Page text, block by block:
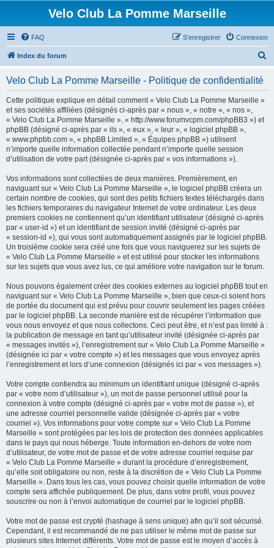
Velo Club La Pomme Marseille
FAQ Connexion
S’enregistrer
Index du forum
Velo Club La Pomme Marseille - Politique de confidentialité
Cette politique explique en détail comment « Velo Club La Pomme Marseille »
et ses sociétés affiliées (désignés ci-après par « nous », « notre », « nos »,
« Velo Club La Pomme Marseille », « http://www.forumvcpm.com/phpBB3 ») et
phpBB (désigné ci-après par « ils », « eux », « leur », « logiciel phpBB »,
« www.phpbb.com », « phpBB Limited », « Équipes phpBB ») utilisent
n’importe quelle information collectée pendant n’importe quelle session
d’utilisation de votre part (désignée ci-après par « vos informations »).
Vos informations sont collectées de deux manières. Premièrement, en
naviguant sur « Velo Club La Pomme Marseille », le logiciel phpBB créera un
certain nombre de cookies, qui sont des petits fichiers textes téléchargés dans
les fichiers temporaires du navigateur Internet de votre ordinateur. Les deux
premiers cookies ne contiennent qu’un identifiant utilisateur (désigné ci-après
par « user-id ») et un identifiant de session invité (désigné ci-après par
« session-id »), qui vous sont automatiquement assignés par le logiciel phpBB.
Un troisième cookie sera créé une fois que vous naviguerez sur les sujets de
« Velo Club La Pomme Marseille » et est utilisé pour stocker les informations
sur les sujets que vous avez lus, ce qui améliore votre navigation sur le forum.
Nous pouvons également créer des cookies externes au logiciel phpBB tout en
naviguant sur « Velo Club La Pomme Marseille », bien que ceux-ci soient hors
de portée du document qui est prévu pour couvrir seulement les pages créées
par le logiciel phpBB. La seconde manière est de récupérer l’information que
vous nous envoyez et que nous collectons. Ceci peut être, et n’est pas limité à :
la publication de message en tant qu’utilisateur invité (désignée ci-après par
« messages invités »), l’enregistrement sur « Velo Club La Pomme Marseille »
(désignée ici par « votre compte ») et les messages que vous envoyez après
l’enregistrement et lors d’une connexion (désignés ici par « vos messages »).
Votre compte contiendra au minimum un identifiant unique (désigné ci-après
par « votre nom d’utilisateur »), un mot de passe personnel utilisé pour la
connexion à votre compte (désigné ci-après par « votre mot de passe »), et
une adresse courriel personnelle valide (désignée ci-après par « votre
courriel »). Vos informations pour votre compte sur « Velo Club La Pomme
Marseille » sont protégées par les lois de protection des données applicables
dans le pays qui nous héberge. Toute information en-dehors de votre nom
d’utilisateur, de votre mot de passe et de votre adresse courriel requise par
« Velo Club La Pomme Marseille » durant la procédure d’enregistrement,
qu’elle soit obligatoire ou non, reste à la discrétion de « Velo Club La Pomme
Marseille ». Dans tous les cas, vous pouvez choisir quelle information de votre
compte sera affichée publiquement. De plus, dans votre profil, vous pouvez
souscrire ou non à l’envoi automatique de courriel par le logiciel phpBB.
Votre mot de passe est crypté (hashage à sens unique) afin qu’il soit sécurisé.
Cependant, il est recommandé de ne pas utiliser le même mot de passe sur
plusieurs sites Internet différents. Votre mot de passe est le moyen d’accès à